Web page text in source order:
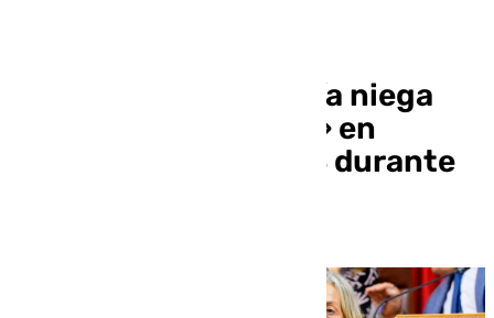
La Junta de Andalucía niega
que hubiera «fraude» en
contratación del SAS durante